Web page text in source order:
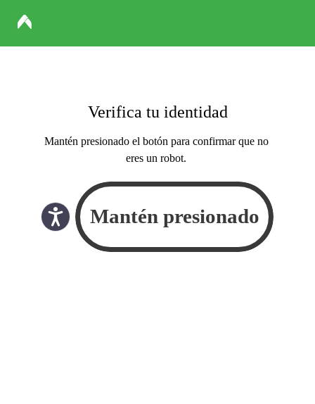
Verifica tu identidad
Mantén presionado el botón para confirmar que no
eres un robot.